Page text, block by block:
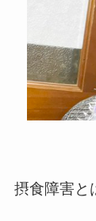
摂食障害と